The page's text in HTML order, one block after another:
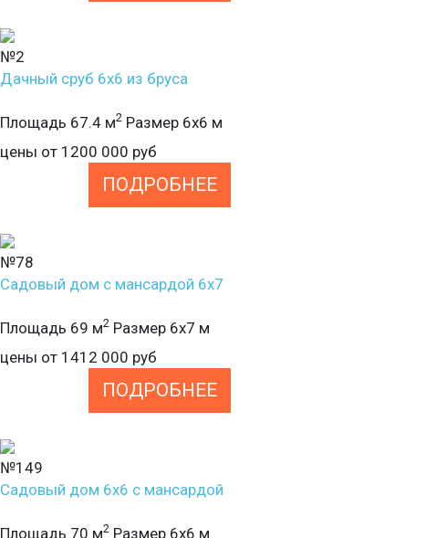
№2
Дачный сруб 6х6 из бруса
Площадь 67.4 м2 Размер 6х6 м
цены от 1200 000 руб
ПОДРОБНЕЕ
№78
Садовый дом с мансардой 6х7
Площадь 69 м2 Размер 6х7 м
цены от 1412 000 руб
ПОДРОБНЕЕ
№149
Садовый дом 6х6 с мансардой
Площадь 70 м2 Размер 6х6 м